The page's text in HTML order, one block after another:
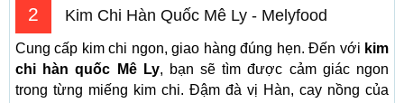
2 Kim Chi Hàn Quốc Mê Ly - Melyfood
Cung cấp kim chi ngon, giao hàng đúng hẹn. Đến với kim
chi hàn quốc Mê Ly, bạn sẽ tìm được cảm giác ngon
trong từng miếng kim chi. Đậm đà vị Hàn, cay nồng của